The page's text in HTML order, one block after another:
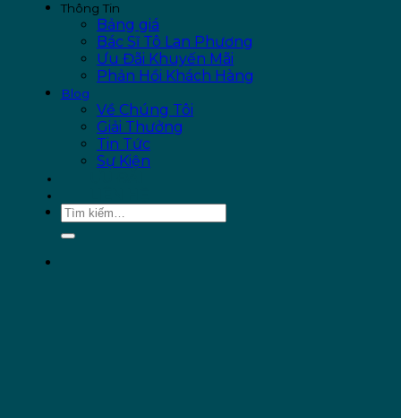
Thông Tin
Bảng giá
Bác Sĩ Tô Lan Phương
Ưu Đãi Khuyến Mãi
Phản Hồi Khách Hàng
Blog
Về Chúng Tôi
Giải Thưởng
Tin Tức
Sự Kiện